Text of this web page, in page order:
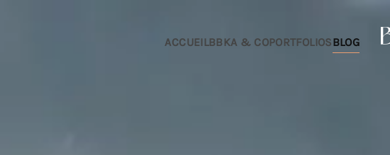
ACCUEILBBKA & COPORTFOLIOSBLOG